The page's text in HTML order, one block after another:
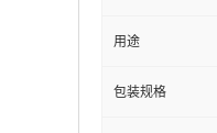
用途
包装规格